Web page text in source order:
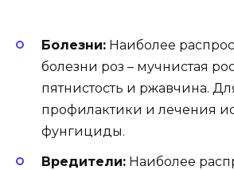
Болезни: Наиболее
болезни роз – мучнистая
пятнистость и ржавчина.
профилактики и лечения
фунгициды.
Вредители: Наиболее